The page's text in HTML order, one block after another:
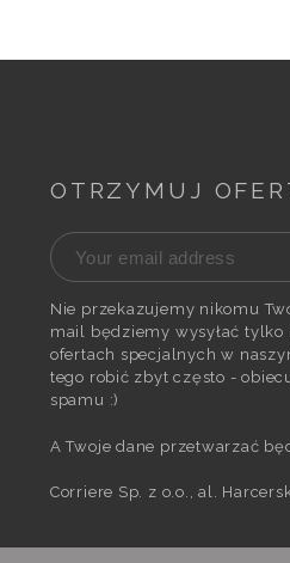
OTRZYMUJ
Nie przekazujemy nikomu
mail będziemy wysyłać tylko
ofertach specjalnych w
tego robić zbyt często -
spamu :)
A Twoje dane przetwarzać
Corriere Sp. z o.o., al.